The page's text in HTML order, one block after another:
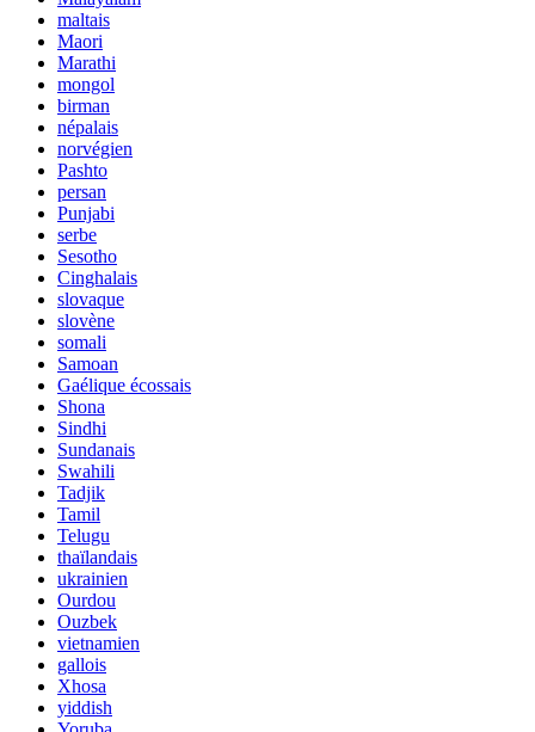
maltais
Maori
Marathi
mongol
birman
népalais
norvégien
Pashto
persan
Punjabi
serbe
Sesotho
Cinghalais
slovaque
slovène
somali
Samoan
Gaélique écossais
Shona
Sindhi
Sundanais
Swahili
Tadjik
Tamil
Telugu
thaïlandais
ukrainien
Ourdou
Ouzbek
vietnamien
gallois
Xhosa
yiddish